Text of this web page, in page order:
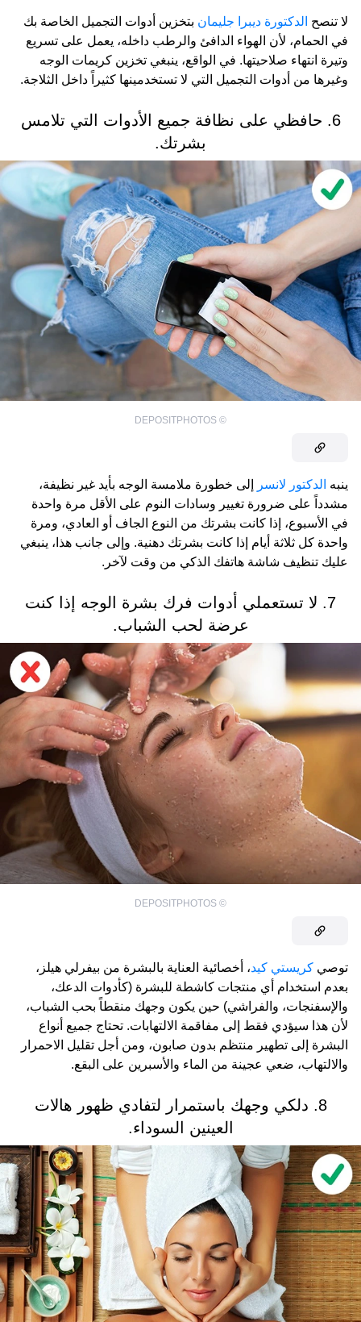
لا تنصح الدكتورة ديبرا جليمان بتخزين أدوات التجميل الخاصة بك
في الحمام، لأن الهواء الدافئ والرطب داخله، يعمل على تسريع
وتيرة انتهاء صلاحيتها. في الواقع، ينبغي تخزين كريمات الوجه
وغيرها من أدوات التجميل التي لا تستخدمينها كثيراً داخل الثلاجة.
6. حافظي على نظافة جميع الأدوات التي تلامس
بشرتك.
©
DEPOSITPHOTOS
ينبه الدكتور لانسر
إلى خطورة ملامسة الوجه بأيد غير نظيفة،
مشدداً على ضرورة تغيير وسادات النوم على الأقل مرة واحدة
في الأسبوع، إذا كانت بشرتك من النوع الجاف أو العادي، ومرة
واحدة كل ثلاثة أيام إذا كانت بشرتك دهنية. وإلى جانب هذا، ينبغي
عليك تنظيف شاشة هاتفك الذكي من وقت لآخر.
7. لا تستعملي أدوات فرك بشرة الوجه إذا كنت
عرضة لحب الشباب.
©
DEPOSITPHOTOS
توصي كريستي كيد، أخصائية العناية بالبشرة من بيفرلي هيلز،
بعدم استخدام أي منتجات كاشطة للبشرة (كأدوات الدعك،
والإسفنجات، والفراشي) حين يكون وجهك منقطاً بحب الشباب،
لأن هذا سيؤدي فقط إلى مفاقمة الالتهابات. تحتاج جميع أنواع
البشرة إلى تطهير منتظم بدون صابون، ومن أجل تقليل الاحمرار
والالتهاب، ضعي عجينة من الماء والأسبرين على البقع.
8. دلكي وجهك باستمرار لتفادي ظهور هالات
العينين السوداء.